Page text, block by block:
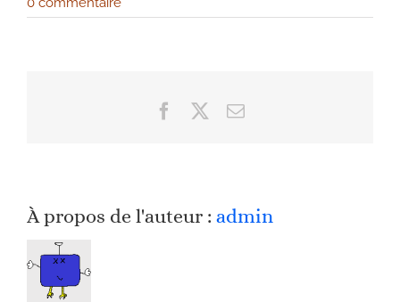
FacebookEmail
À propos de l'auteur : admin